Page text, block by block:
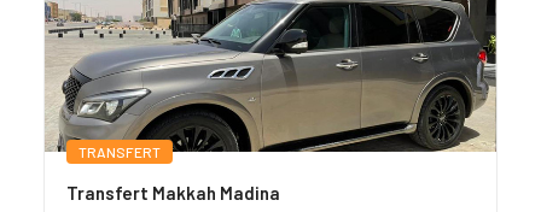
TRANSFERT
Transfert Makkah Madina